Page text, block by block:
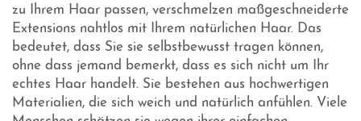
zu Ihrem Haar passen, verschmelzen maßgeschneiderte
Extensions nahtlos mit Ihrem natürlichen Haar. Das
bedeutet, dass Sie sie selbstbewusst tragen können,
ohne dass jemand bemerkt, dass es sich nicht um Ihr
echtes Haar handelt. Sie bestehen aus hochwertigen
Materialien, die sich weich und natürlich anfühlen. Viele